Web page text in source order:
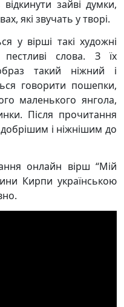
зайві думки,
які звучать у творі.
у вірші такі художні
слова. З їх
такий ніжний і
говорити пошепки,
маленького янгола,
Після прочитання
і ніжнішим до
онлайн вірш “Мій
Кирпи українською